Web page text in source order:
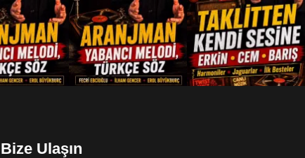
Bize Ulaşın